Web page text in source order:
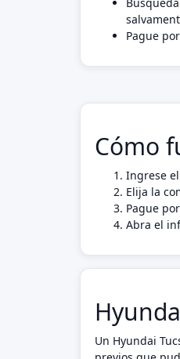
Pague
Cómo
Ingrese
Elija la
Pague
Abra el
Un Hyundai